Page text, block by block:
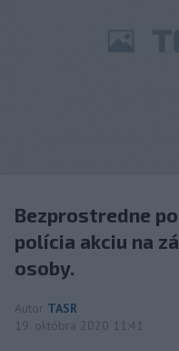
Bezprostredne
polícia akciu na
osoby.
Autor TASR
19. októbra 2020 11:41